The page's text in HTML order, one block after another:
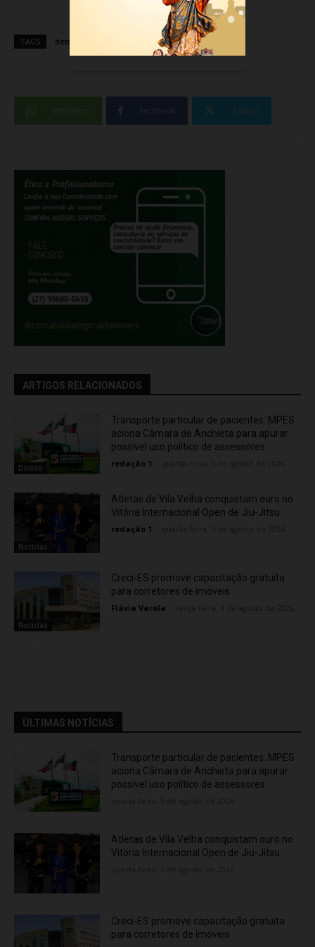
TAGS detran
Facebook Twitter
ARTIGOS RELACIONADOS
Direito
Transporte particular de pacientes: MPES
aciona Câmara de Anchieta para apurar
possível uso político de assessores
redação 1
Noticias
Atletas de Vila Velha conquistam ouro no
Vitória Internacional Open de Jiu-Jitsu
redação 1
Noticias
Creci-ES promove capacitação gratuita
para corretores de imóveis
Flávia Varela
ÚLTIMAS NOTÍCIAS
Transporte particular de pacientes: MPES
aciona Câmara de Anchieta para apurar
possível uso político de assessores
Atletas de Vila Velha conquistam ouro no
Vitória Internacional Open de Jiu-Jitsu
Creci-ES promove capacitação gratuita
para corretores de imóveis